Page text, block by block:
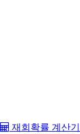
재회확률 계산기